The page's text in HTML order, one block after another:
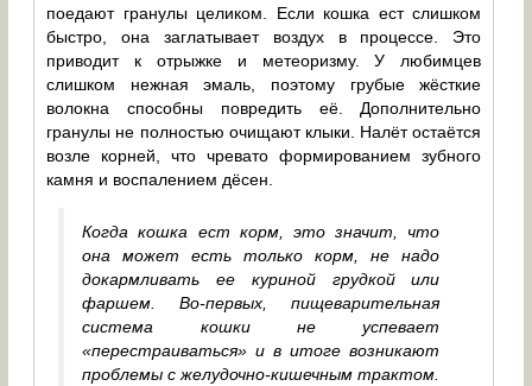
поедают гранулы целиком. Если кошка ест слишком
быстро, она заглатывает воздух в процессе. Это
приводит к отрыжке и метеоризму. У любимцев
слишком нежная эмаль, поэтому грубые жёсткие
волокна способны повредить её. Дополнительно
гранулы не полностью очищают клыки. Налёт остаётся
возле корней, что чревато формированием зубного
камня и воспалением дёсен.
Когда кошка ест корм, это значит, что
она может есть только корм, не надо
докармливать ее куриной грудкой или
фаршем. Во-первых, пищеварительная
система кошки не успевает
«перестраиваться» и в итоге возникают
проблемы с желудочно-кишечным трактом.